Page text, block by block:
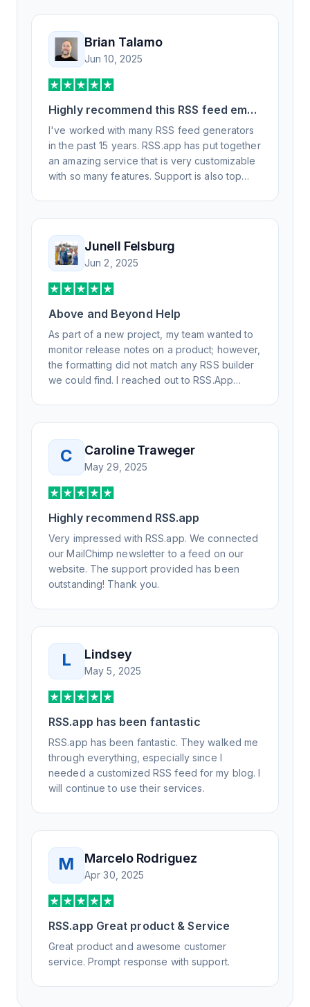
Brian Talamo
Jun 10, 2025
Highly recommend this RSS feed email
/ widget generator service.
I've worked with many RSS feed generators
in the past 15 years. RSS.app has put together
an amazing service that is very customizable
with so many features. Support is also top
professionally. Highly recommend for all your
RSS feed needs. Our trucking news hub
website couldn't work without it. Thank you.
Junell Felsburg
Jun 2, 2025
Above and Beyond Help
As part of a new project, my team wanted to
monitor release notes on a product; however,
the formatting did not match any RSS builder
we could find. I reached out to RSS.App
day, but I spoke to someone who was
knowledgeable, kind, and clearly wanted to
understand the issue. It has been a few
weeks, but after many revisions and direct
support, all of my release notes are in a way
that my users understand and find value in.
Honestly, it has been an exceptional
experience, and I will be pushing everyone I
know to RSS.app for their RSS needs.
C Caroline Traweger
May 29, 2025
Highly recommend RSS.app
Very impressed with RSS.app. We connected
our MailChimp newsletter to a feed on our
website. The support provided has been
outstanding! Thank you.
L Lindsey
May 5, 2025
RSS.app has been fantastic
RSS.app has been fantastic. They walked me
through everything, especially since I
needed a customized RSS feed for my blog. I
will continue to use their services.
M Marcelo Rodriguez
Apr 30, 2025
RSS.app Great product & Service
Great product and awesome customer
service. Prompt response with support.